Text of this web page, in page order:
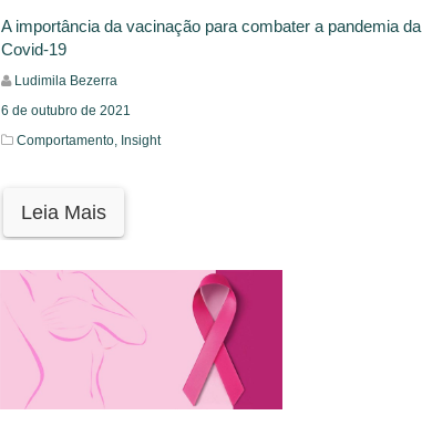
A importância da vacinação para combater a pandemia da
Covid-19
Ludimila Bezerra
6 de outubro de 2021
Comportamento, Insight
Leia Mais